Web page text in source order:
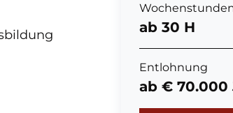
ab 30 H
Entlohnung
ab €